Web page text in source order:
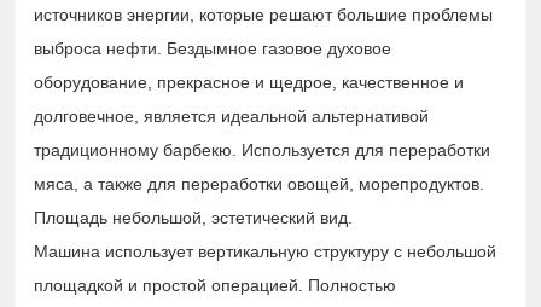
источников энергии, которые решают большие проблемы
выброса нефти. Бездымное газовое духовое
оборудование, прекрасное и щедрое, качественное и
долговечное, является идеальной альтернативой
традиционному барбекю. Используется для переработки
мяса, а также для переработки овощей, морепродуктов.
Площадь небольшой, эстетический вид.
Машина использует вертикальную структуру с небольшой
площадкой и простой операцией. Полностью